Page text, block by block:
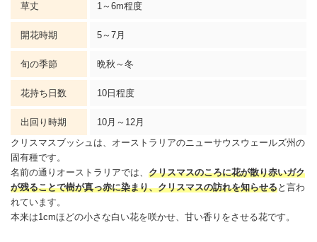
草丈 1～6m程度
開花時期 5～7月
旬の季節 晩秋～冬
花持ち日数 10日程度
出回り時期
10月～12月
クリスマスブッシュは、オーストラリアのニューサウスウェールズ州の
固有種です。
名前の通りオーストラリアでは、 クリスマスのころに花が散り赤いガク
が残ることで樹が真っ赤に染まり、クリスマスの訪れを知らせると言わ
れています。
本来は1cmほどの小さな白い花を咲かせ、甘い香りをさせる花です。